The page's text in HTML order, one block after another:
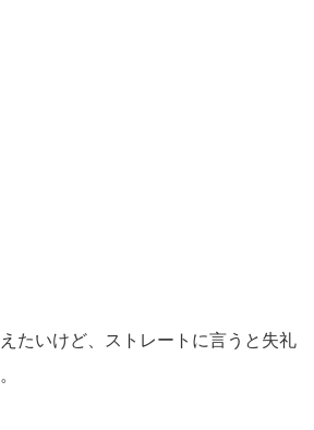
たいけど、ストレートに言うと失礼